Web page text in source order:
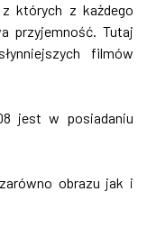
których z każdego
przyjemność. Tutaj
filmów
jest w posiadaniu
obrazu jak i